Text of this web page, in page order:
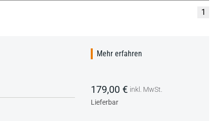
1
Mehr erfahren
179,00 € inkl. MwSt.
Lieferbar